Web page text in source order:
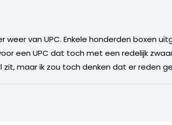
van UPC. Enkele honderden boxen
een UPC dat toch met een redelijk
maar ik zou toch denken dat er reden